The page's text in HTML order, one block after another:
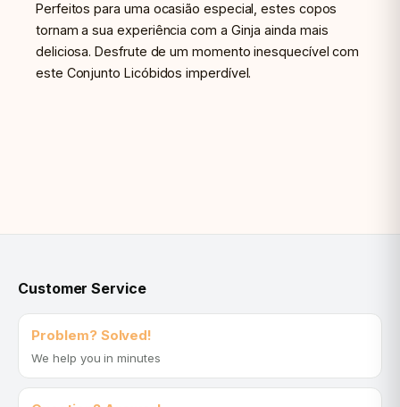
Perfeitos para uma ocasião especial, estes copos
tornam a sua experiência com a Ginja ainda mais
deliciosa. Desfrute de um momento inesquecível com
este Conjunto Licóbidos imperdível.
Customer Service
Problem? Solved!
We help you in minutes